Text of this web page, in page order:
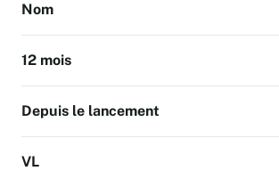
/products-overview
Découvrez notre offre ETP.
S'abonner à nos newsletter
Le meilleur de nos connaissances,
par nos experts.
Nom
12 mois
Depuis le lancement
VL